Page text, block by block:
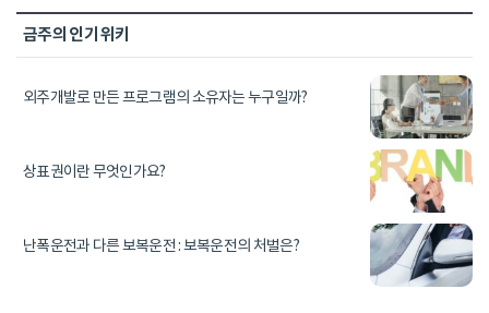
금주의 인기 위키
외주개발로 만든 프로그램의 소유자는 누구일까?
상표권이란 무엇인가요?
난폭운전과 다른 보복운전 : 보복운전의 처벌은?